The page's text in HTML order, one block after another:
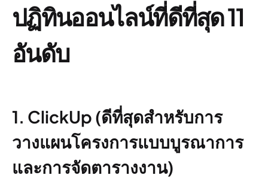
ปฏิทินออนไลน์ที่ดีที่สุด 11
อันดับ
1. ClickUp (ดีที่สุดสำหรับการ
วางแผนโครงการแบบบูรณาการ
และการจัดตารางงาน)